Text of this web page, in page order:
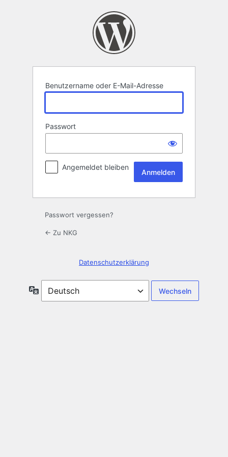
Benutzername oder E-Mail-Adresse
Passwort
Angemeldet bleiben
Passwort vergessen?
← Zu NKG
Datenschutzerklärung
Sprache